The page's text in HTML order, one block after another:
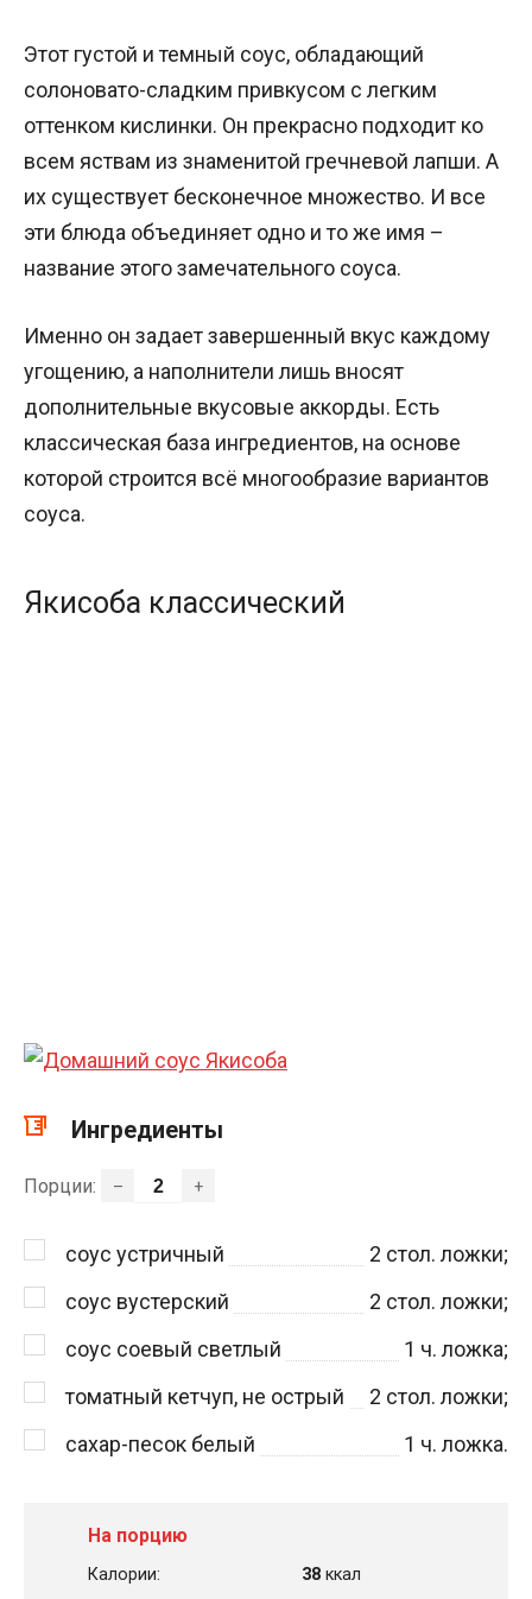
Этот густой и темный соус, обладающий
солоновато-сладким привкусом с легким
оттенком кислинки. Он прекрасно подходит ко
всем яствам из знаменитой гречневой лапши. А
их существует бесконечное множество. И все
эти блюда объединяет одно и то же имя –
название этого замечательного соуса.
Именно он задает завершенный вкус каждому
угощению, а наполнители лишь вносят
дополнительные вкусовые аккорды. Есть
классическая база ингредиентов, на основе
которой строится всё многообразие вариантов
соуса.
Якисоба классический
Ингредиенты
Порции: – +
соус устричный 2 стол. ложки;
соус вустерский
2 стол. ложки;
соус соевый светлый
1 ч. ложка;
томатный кетчуп, не острый
2 стол. ложки;
сахар-песок белый
1 ч. ложка.
На порцию
Калории: 38 ккал